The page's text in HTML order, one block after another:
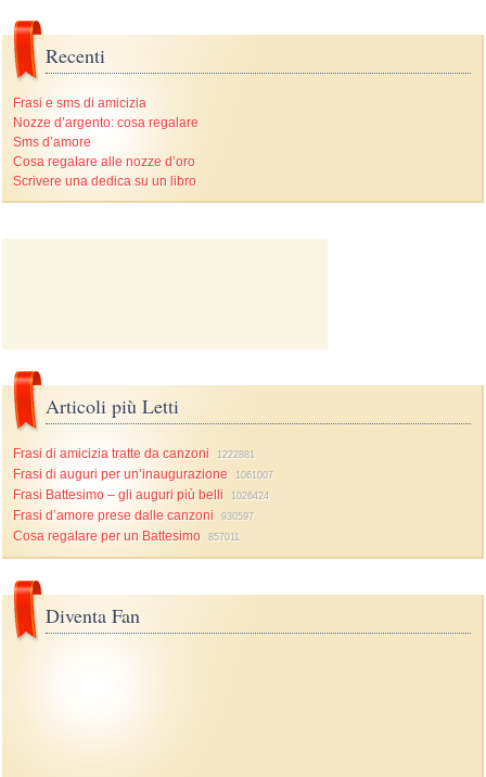
Recenti
Frasi e sms di amicizia
Nozze d’argento: cosa regalare
Sms d’amore
Cosa regalare alle nozze d’oro
Scrivere una dedica su un libro
Articoli più Letti
Frasi di amicizia tratte da canzoni 1222881
Frasi di auguri per un’inaugurazione 1061007
Frasi Battesimo – gli auguri più belli 1026424
Frasi d’amore prese dalle canzoni 930597
Cosa regalare per un Battesimo 857011
Diventa Fan